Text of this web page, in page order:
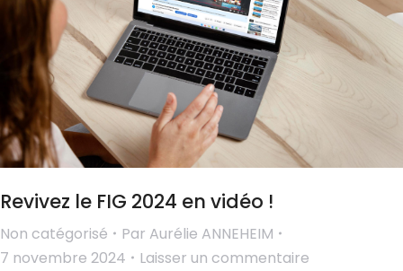
Revivez le FIG 2024 en vidéo !
Non catégorisé Par Aurélie ANNEHEIM
7 novembre 2024
Laisser un commentaire